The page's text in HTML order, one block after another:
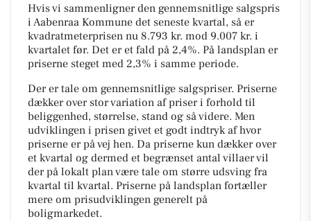
Hvis vi sammenligner den gennemsnitlige salgspris
i Aabenraa Kommune det seneste kvartal, så er
kvadratmeterprisen nu 8.793 kr. mod 9.007 kr. i
kvartalet før. Det er et fald på 2,4%. På landsplan er
priserne steget med 2,3% i samme periode.
Der er tale om gennemsnitlige salgspriser. Priserne
dækker over stor variation af priser i forhold til
beliggenhed, størrelse, stand og så videre. Men
udviklingen i prisen givet et godt indtryk af hvor
priserne er på vej hen. Da priserne kun dækker over
et kvartal og dermed et begrænset antal villaer vil
der på lokalt plan være tale om større udsving fra
kvartal til kvartal. Priserne på landsplan fortæller
mere om prisudviklingen generelt på
boligmarkedet.